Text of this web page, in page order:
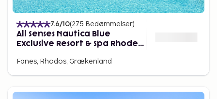
7.6/10(275 Bedømmelser)
All Senses Nautica Blue
Exclusive Resort & Spa Rhodes
Fanes, Rhodos, Grækenland